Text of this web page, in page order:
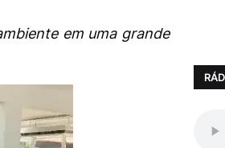
em uma grande